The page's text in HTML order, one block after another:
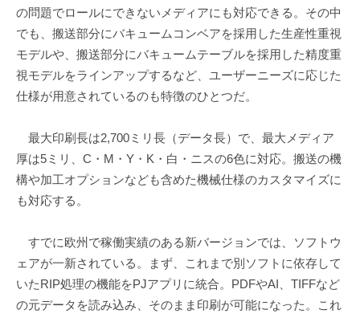
の問題でロールにできないメディアにも対応できる。その中
でも、搬送部分にバキュームコンベアを採用した生産性重視
モデルや、搬送部分にバキュームテーブルを採用した精度重
視モデルをラインアップするなど、ユーザーニーズに応じた
仕様が用意されているのも特徴のひとつだ。
最大印刷長は2,700ミリ長（データ長）で、最大メディア
厚は5ミリ、C・M・Y・K・白・ニスの6色に対応。搬送の機
構や加工オプションなども含めた機械仕様のカスタマイズに
も対応する。
すでに欧州で稼働実績のある新バージョンでは、ソフトウ
ェアが一新されている。まず、これまで別ソフトに依存して
いたRIP処理の機能をPJアプリに統合。PDFやAI、TIFFなど
の元データを読み込み、そのまま印刷が可能になった。これ